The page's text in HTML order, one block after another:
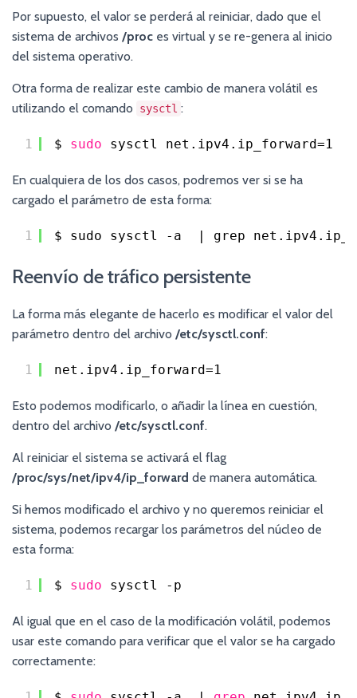
Por supuesto, el valor se perderá al reiniciar, dado que el
sistema de archivos /proc es virtual y se re-genera al inicio
del sistema operativo.
Otra forma de realizar este cambio de manera volátil es
utilizando el comando
sysctl :
1 $ sudo sysctl net.ipv4.ip_forward=1
En cualquiera de los dos casos, podremos ver si se ha
cargado el parámetro de esta forma:
1 $ sudo sysctl -a  | grep
Reenvío de tráfico persistente
La forma más elegante de hacerlo es modificar el valor del
parámetro dentro del archivo /etc/sysctl.conf:
1 net.ipv4.ip_forward=1
Esto podemos modificarlo, o añadir la línea en cuestión,
dentro del archivo /etc/sysctl.conf.
Al reiniciar el sistema se activará el flag
/proc/sys/net/ipv4/ip_forward de manera automática.
Si hemos modificado el archivo y no queremos reiniciar el
sistema, podemos recargar los parámetros del núcleo de
esta forma:
1 $ sudo sysctl -p
Al igual que en el caso de la modificación volátil, podemos
usar este comando para verificar que el valor se ha cargado
correctamente: